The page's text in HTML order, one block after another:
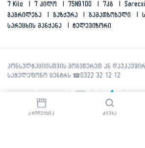
7 Kilo 7 Კილო 75N9100 7კგ
Გაგრილება
Გაზქურა Გამათბობელი
Სარეცხის Მანქანა
Ტელევიზორი
ᲞᲠᲝᲓᲣᲥᲪᲘᲐ ᲫᲘᲔᲑᲐ